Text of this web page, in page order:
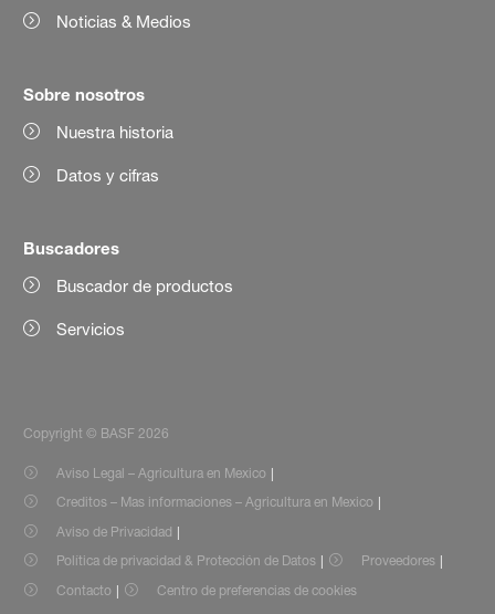
Noticias & Medios
Sobre nosotros
Nuestra historia
Datos y cifras
Buscadores
Buscador de productos
Servicios
Copyright © BASF 2026
Aviso Legal – Agricultura en Mexico
Creditos – Mas informaciones – Agricultura en Mexico
Aviso de Privacidad
Política de privacidad & Protección de Datos
Proveedores
Contacto
Centro de preferencias de cookies